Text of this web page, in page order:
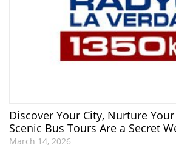
Discover Your City, Nurture
Scenic Bus Tours Are a Secret
March 14, 2026